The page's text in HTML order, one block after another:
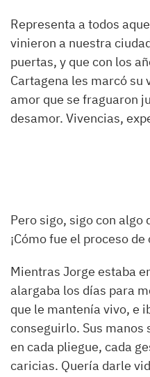
Representa a todos
vinieron a nuestra
puertas, y que con los
Cartagena les marcó su
amor que se fraguaron
desamor. Vivencias,
Pero sigo, sigo con algo
¡Cómo fue el proceso
Mientras Jorge estaba
alargaba los días para
que le mantenía vivo, e
conseguirlo. Sus manos
en cada pliegue, cada
caricias. Quería darle